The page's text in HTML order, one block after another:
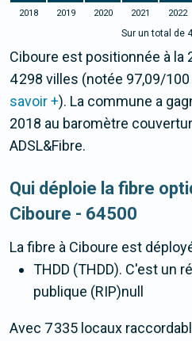
2018 2019 2020 2021 2022
Sur un total de
Ciboure est positionnée à la
4 298 villes (notée 97,09/100
savoir +). La commune a
2018 au baromètre
ADSL&Fibre.
Qui déploie la fibre
Ciboure - 64500
La fibre à Ciboure est
THDD (THDD). C'est un
publique (RIP)null
Avec 7 335 locaux